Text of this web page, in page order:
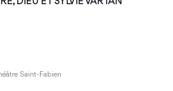
Saint-Fabien